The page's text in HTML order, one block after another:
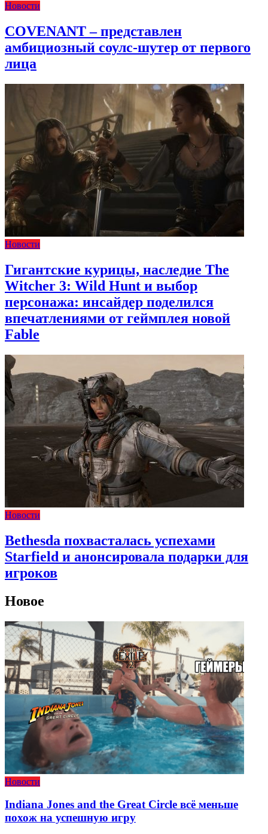
Новости
COVENANT – представлен
амбициозный соулс-шутер от первого
лица
Новости
Гигантские курицы, наследие The
Witcher 3: Wild Hunt и выбор
персонажа: инсайдер поделился
впечатлениями от геймплея новой
Fable
Новости
Bethesda похвасталась успехами
Starfield и анонсировала подарки для
игроков
Новое
Новости
Indiana Jones and the Great Circle всё меньше
похож на успешную игру